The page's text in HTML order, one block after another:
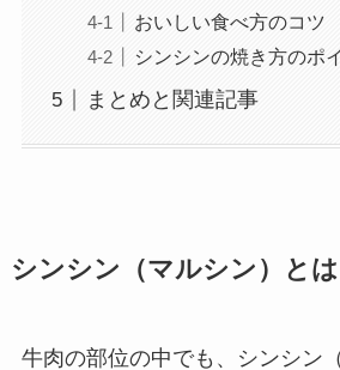
おいしい食べ方のコツ
シンシンの焼き方のポ
まとめと関連記事
シンシン（マルシン）とは
牛肉の部位の中でも、シンシン